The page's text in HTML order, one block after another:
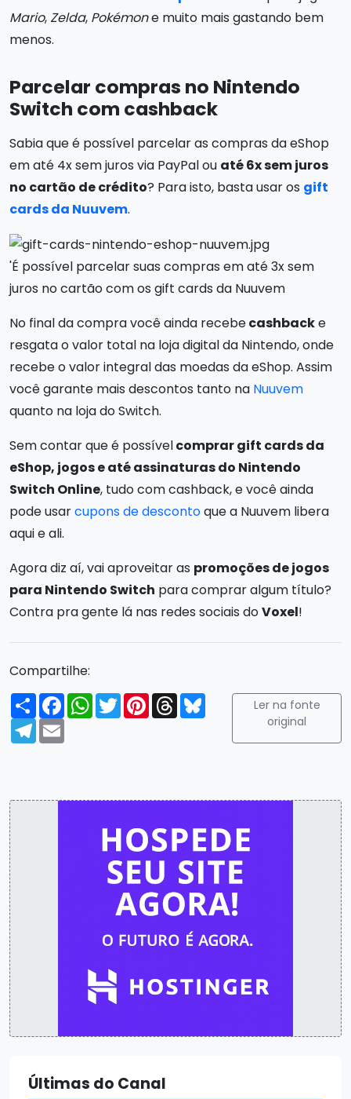
Mario,Zelda, Pokémone muito mais gastando bem
menos.
Parcelar compras no Nintendo
Switch com cashback
Sabia que é possível parcelar as compras da eShop
em até 4x sem juros via PayPal ou até 6x sem juros
no cartão de crédito? Para isto, basta usar os gift
cards da Nuuvem.
'É possível parcelar suas compras em até 3x sem
juros no cartão com os gift cards da Nuuvem
No final da compra você ainda recebecashbacke
resgata o valor total na loja digital da Nintendo, onde
recebe o valor integral das moedas da eShop. Assim
você garante mais descontos tanto na Nuuvem
quanto na loja do Switch.
Sem contar que é possívelcomprar gift cards da
eShop, jogos e até assinaturas do Nintendo
Switch Online, tudo com cashback, e você ainda
pode usarcupons de descontoque a Nuuvem libera
aqui e ali.
Agora diz aí, vai aproveitar as promoções de jogos
para Nintendo Switch para comprar algum título?
Contra pra gente lá nas redes sociais doVoxel!
Compartilhe:
Compartilhar
FacebookWhatsApp
TwitterPinterest
ThreadsBluesky
Telegram
Email
Ler na fonte
original
Últimas do Canal